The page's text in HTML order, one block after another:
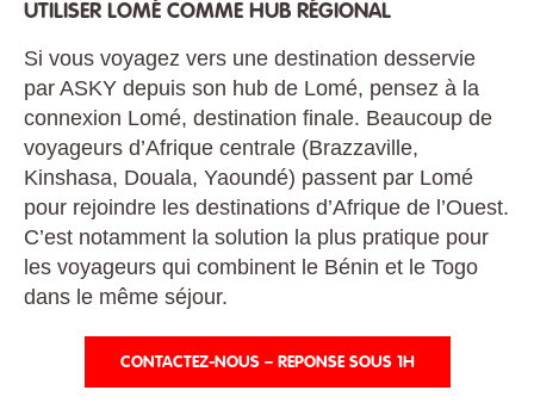
UTILISER LOMÉ COMME HUB RÉGIONAL
Si vous voyagez vers une destination desservie
par ASKY depuis son hub de Lomé, pensez à la
connexion Lomé, destination finale. Beaucoup de
voyageurs d’Afrique centrale (Brazzaville,
Kinshasa, Douala, Yaoundé) passent par Lomé
pour rejoindre les destinations d’Afrique de l’Ouest.
C’est notamment la solution la plus pratique pour
les voyageurs qui combinent le Bénin et le Togo
dans le même séjour.
CONTACTEZ-NOUS – REPONSE SOUS 1H